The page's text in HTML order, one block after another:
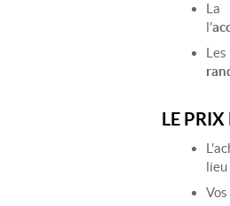
La
l'
LE
Vos